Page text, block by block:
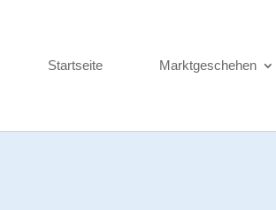
Startseite Marktgeschehen